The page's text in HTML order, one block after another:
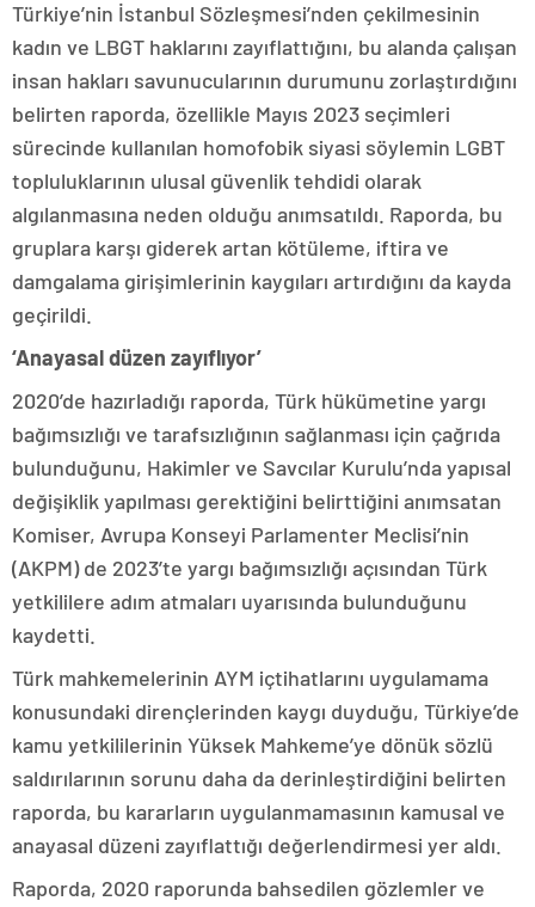
Türkiye’nin İstanbul Sözleşmesi’nden çekilmesinin
kadın ve LBGT haklarını zayıflattığını, bu alanda çalışan
insan hakları savunucularının durumunu zorlaştırdığını
belirten raporda, özellikle Mayıs 2023 seçimleri
sürecinde kullanılan homofobik siyasi söylemin LGBT
topluluklarının ulusal güvenlik tehdidi olarak
algılanmasına neden olduğu anımsatıldı. Raporda, bu
gruplara karşı giderek artan kötüleme, iftira ve
damgalama girişimlerinin kaygıları artırdığını da kayda
geçirildi.
‘Anayasal düzen zayıflıyor’
2020’de hazırladığı raporda, Türk hükümetine yargı
bağımsızlığı ve tarafsızlığının sağlanması için çağrıda
bulunduğunu, Hakimler ve Savcılar Kurulu’nda yapısal
değişiklik yapılması gerektiğini belirttiğini anımsatan
Komiser, Avrupa Konseyi Parlamenter Meclisi’nin
(AKPM) de 2023’te yargı bağımsızlığı açısından Türk
yetkililere adım atmaları uyarısında bulunduğunu
kaydetti.
Türk mahkemelerinin AYM içtihatlarını uygulamama
konusundaki dirençlerinden kaygı duyduğu, Türkiye’de
kamu yetkililerinin Yüksek Mahkeme’ye dönük sözlü
saldırılarının sorunu daha da derinleştirdiğini belirten
raporda, bu kararların uygulanmamasının kamusal ve
anayasal düzeni zayıflattığı değerlendirmesi yer aldı.
Raporda, 2020 raporunda bahsedilen gözlemler ve